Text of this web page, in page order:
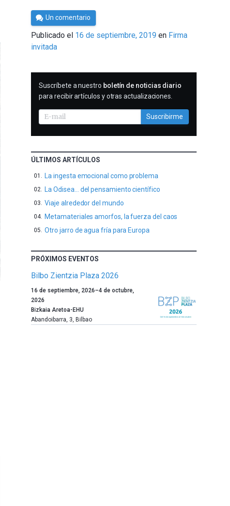
Por
César
Tomé
Un comentario
Publicado el 16 de septiembre, 2019 en Firma
invitada
SUSCRIBIRME
Suscríbete a nuestro boletín de noticias diario
para recibir artículos y otras actualizaciones.
Suscribirme
ÚLTIMOS ARTÍCULOS
La ingesta emocional como problema
La Odisea… del pensamiento científico
Viaje alrededor del mundo
Metamateriales amorfos, la fuerza del caos
Otro jarro de agua fría para Europa
PRÓXIMOS EVENTOS
Bilbo Zientzia Plaza 2026
Un
año
más,
Bilbao
16 de septiembre, 2026–4 de octubre,
2026
Bizkaia Aretoa-EHU
Abandoibarra, 3, Bilbao